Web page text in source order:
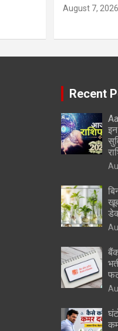
August 7, 2026
Recent